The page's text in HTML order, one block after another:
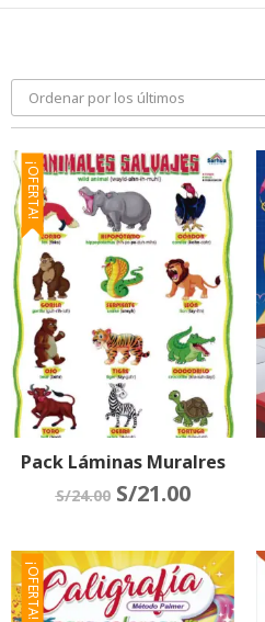
Ordenar por los últimos
¡OFERTA!
Pack Láminas Muralres
S/24.00 S/21.00
¡OFERTA!